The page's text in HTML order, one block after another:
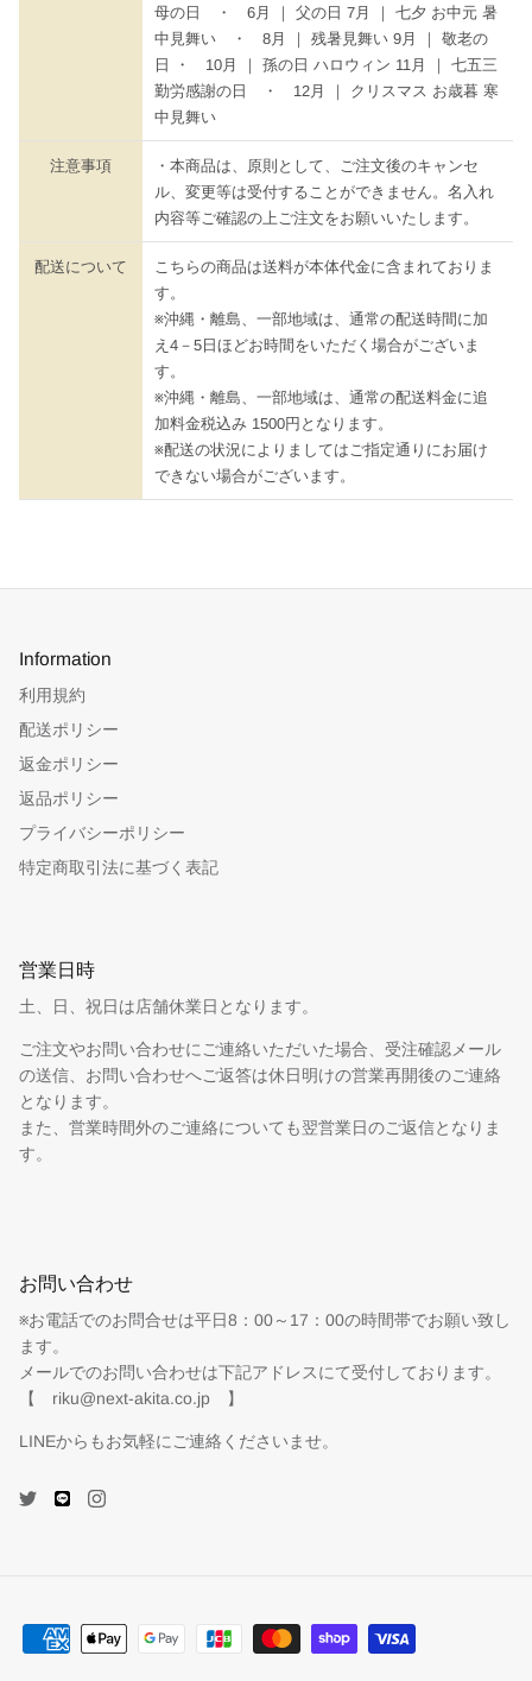
母の日 ・ 6月 ｜ 父の日 7月 ｜ 七夕 お中元 暑
中見舞い ・ 8月 ｜ 残暑見舞い 9月 ｜ 敬老の
日 ・ 10月 ｜ 孫の日 ハロウィン 11月 ｜ 七五三
勤労感謝の日 ・ 12月 ｜ クリスマス お歳暮 寒
中見舞い
注意事項
・本商品は、原則として、ご注文後のキャンセ
ル、変更等は受付することができません。名入れ
内容等ご確認の上ご注文をお願いいたします。
配送について
こちらの商品は送料が本体代金に含まれておりま
す。
※沖縄・離島、一部地域は、通常の配送時間に加
え4－5日ほどお時間をいただく場合がございま
す。
※沖縄・離島、一部地域は、通常の配送料金に追
加料金税込み 1500円となります。
※配送の状況によりましてはご指定通りにお届け
できない場合がございます。
Information
利用規約
配送ポリシー
返金ポリシー
返品ポリシー
プライバシーポリシー
特定商取引法に基づく表記
営業日時
土、日、祝日は店舗休業日となります。
ご注文やお問い合わせにご連絡いただいた場合、受注確認メール
の送信、お問い合わせへご返答は休日明けの営業再開後のご連絡
となります。
また、営業時間外のご連絡についても翌営業日のご返信となりま
す。
お問い合わせ
※お電話でのお問合せは平日8：00～17：00の時間帯でお願い致し
ます。
メールでのお問い合わせは下記アドレスにて受付しております。
【 riku@next-akita.co.jp 】
LINEからもお気軽にご連絡くださいませ。